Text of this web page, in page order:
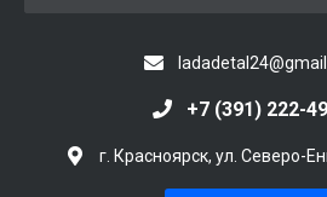
+7 (391) 222-
г. Красноярск, ул. Северо-